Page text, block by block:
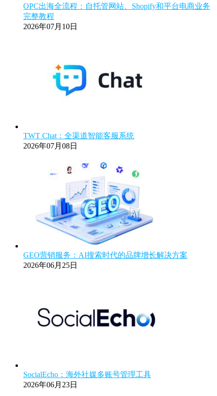
OPC出海全流程：自托管网站、Shopify和平台电商业务
完整教程
2026年07月10日
TWT Chat：全渠道智能客服系统
2026年07月08日
GEO营销服务：AI搜索时代的品牌增长解决方案
2026年06月25日
SocialEcho：海外社媒多账号管理工具
2026年06月23日